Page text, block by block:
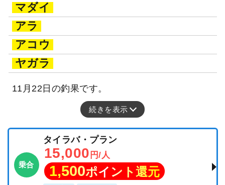
マダイ
アラ
アコウ
ヤガラ
11月22日の釣果です。
続きを表示
乗合
タイラバ・プラン
15,000 円/人
1,500ポイント還元